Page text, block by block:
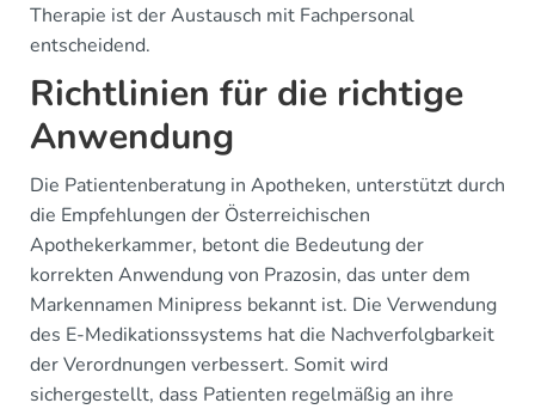
Therapie ist der Austausch mit Fachpersonal
entscheidend.
Richtlinien für die richtige
Anwendung
Die Patientenberatung in Apotheken, unterstützt durch
die Empfehlungen der Österreichischen
Apothekerkammer, betont die Bedeutung der
korrekten Anwendung von Prazosin, das unter dem
Markennamen Minipress bekannt ist. Die Verwendung
des E-Medikationssystems hat die Nachverfolgbarkeit
der Verordnungen verbessert. Somit wird
sichergestellt, dass Patienten regelmäßig an ihre